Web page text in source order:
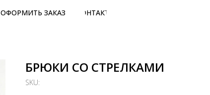
КОНТАКТЫ
ОФОРМИТЬ ЗАКАЗ
БРЮКИ СО СТРЕЛКАМИ
SKU: